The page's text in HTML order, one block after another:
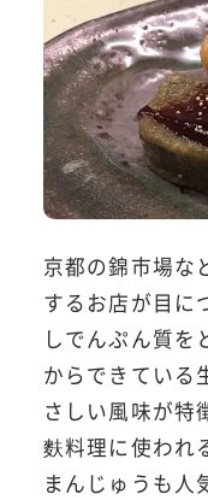
京都の錦市場な
するお店が目に
しでんぷん質を
からできている
さしい風味が特
麩料理に使われ
まんじゅうも人